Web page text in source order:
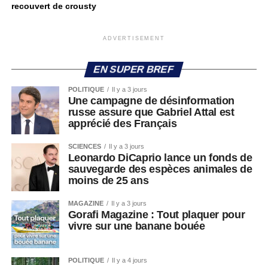
recouvert de crousty
ADVERTISEMENT
EN SUPER BREF
POLITIQUE Il y a 3 jours
Une campagne de désinformation
russe assure que Gabriel Attal est
apprécié des Français
SCIENCES Il y a 3 jours
Leonardo DiCaprio lance un fonds de
sauvegarde des espèces animales de
moins de 25 ans
MAGAZINE Il y a 3 jours
Gorafi Magazine : Tout plaquer pour
vivre sur une banane bouée
POLITIQUE Il y a 4 jours